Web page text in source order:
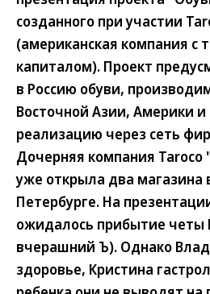
созданного при участии
(американская компания с
капиталом). Проект
в Россию обуви,
Восточной Азии, Америки и
реализацию через сеть
Дочерняя компания Taroco
уже открыла два магазина
Петербурге. На
ожидалось прибытие четы
вчерашний Ъ). Однако
здоровье, Кристина